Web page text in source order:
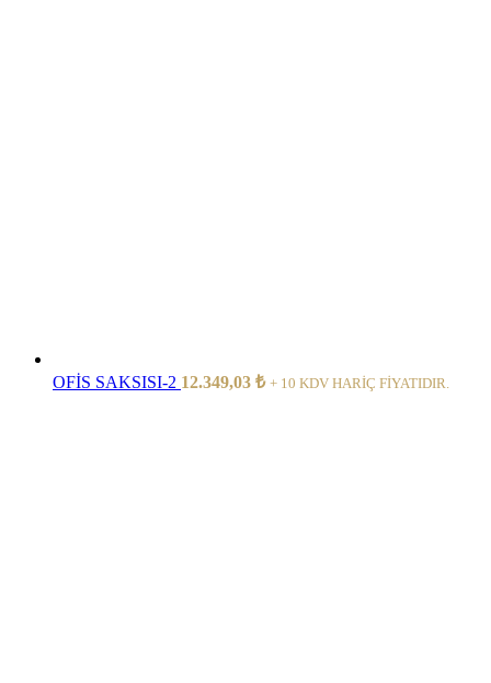
OFİS SAKSISI-2 12.349,03 ₺ + 10 KDV HARİÇ FİYATIDIR.